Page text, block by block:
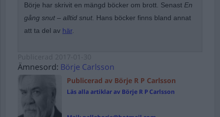
Börje har skrivit en mängd böcker om brott. Senast En
gång snut – alltid snut. Hans böcker finns bland annat
att ta del av här.
Ämnesord: Börje Carlsson
Publicerad av Börje R P Carlsson
Läs alla artiklar av Börje R P Carlsson